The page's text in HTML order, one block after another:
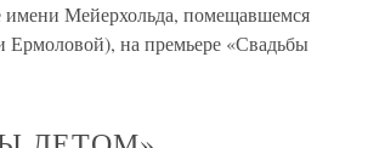
имени Мейерхольда, помещавшемся
Ермоловой), на премьере «Свадьбы